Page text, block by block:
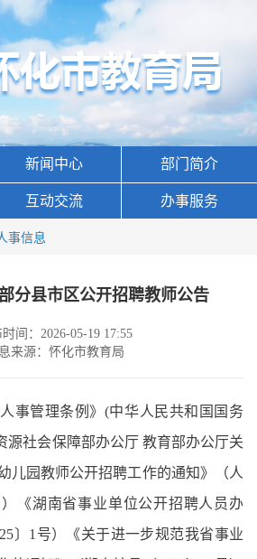
新闻中心 部门简介
互动交流 办事服务
事信息
分县市区公开招聘教师公告
间：2026-05-19 17:55
来源：怀化市教育局
事管理条例》(中华人民共和国国务
源社会保障部办公厅 教育部办公厅关
儿园教师公开招聘工作的通知》（人
《湖南省事业单位公开招聘人员办
〕1号）《关于进一步规范我省事业